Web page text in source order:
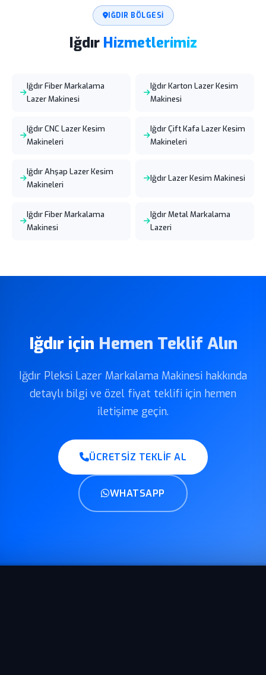
IĞDIR BÖLGESI
Iğdır Hizmetlerimiz
Iğdır Fiber Markalama
Lazer Makinesi
Iğdır Karton Lazer Kesim
Makinesi
Iğdır CNC Lazer Kesim
Makineleri
Iğdır Çift Kafa Lazer Kesim
Makineleri
Iğdır Ahşap Lazer Kesim
Makineleri
Iğdır Lazer Kesim Makinesi
Iğdır Fiber Markalama
Makinesi
Iğdır Metal Markalama
Lazeri
Iğdır için Hemen Teklif Alın
Iğdır Pleksi Lazer Markalama Makinesi hakkında
detaylı bilgi ve özel fiyat teklifi için hemen
iletişime geçin.
ÜCRETSIZ TEKLIF AL
WHATSAPP